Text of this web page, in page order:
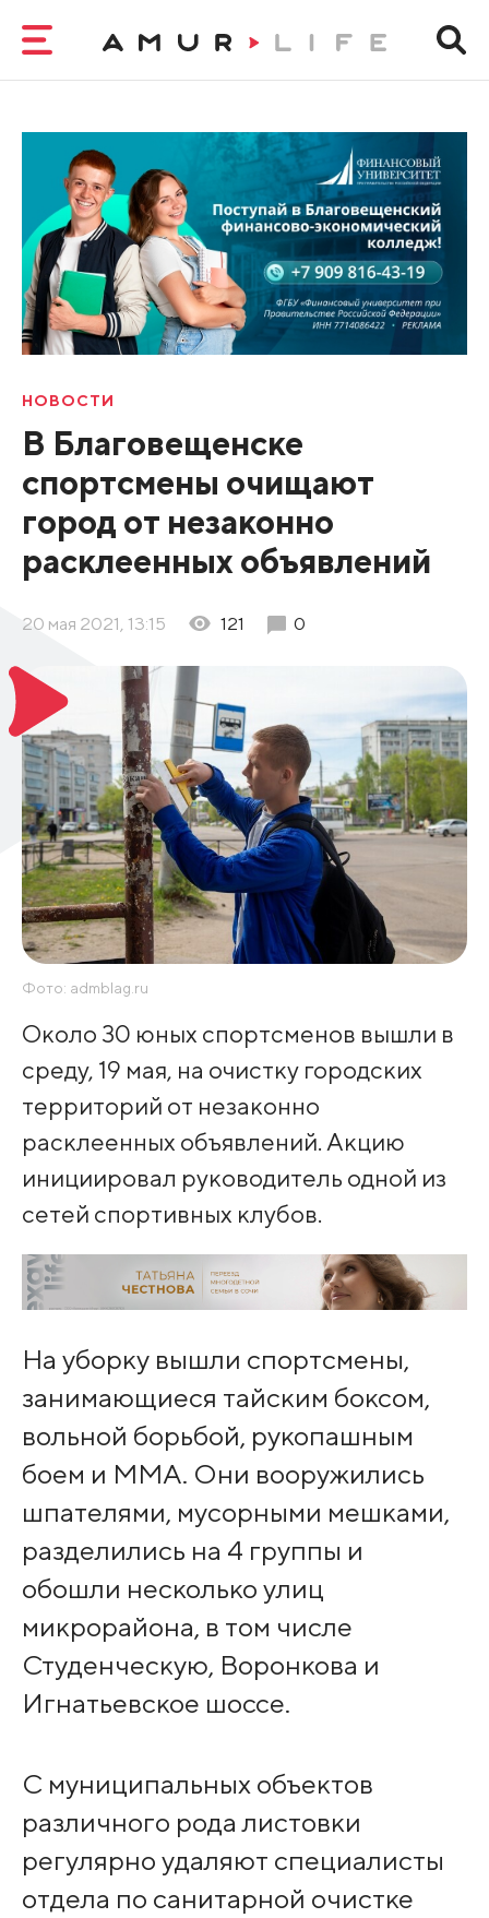
НОВОСТИ
В Благовещенске
спортсмены очищают
город от незаконно
расклеенных объявлений
20 мая 2021, 13:15 121 0
Фото: admblag.ru
Около 30 юных спортсменов вышли в
среду, 19 мая, на очистку городских
территорий от незаконно
расклеенных объявлений. Акцию
инициировал руководитель одной из
сетей спортивных клубов.
На уборку вышли спортсмены,
занимающиеся тайским боксом,
вольной борьбой, рукопашным
боем и ММА. Они вооружились
шпателями, мусорными мешками,
разделились на 4 группы и
обошли несколько улиц
микрорайона, в том числе
Студенческую, Воронкова и
Игнатьевское шоссе.
С муниципальных объектов
различного рода листовки
регулярно удаляют специалисты
отдела по санитарной очистке